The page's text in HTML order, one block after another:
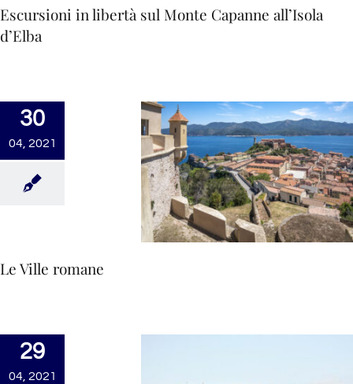
Escursioni in libertà sul Monte Capanne all’Isola
d’Elba
30
04, 2021
Le Ville romane
29
04, 2021